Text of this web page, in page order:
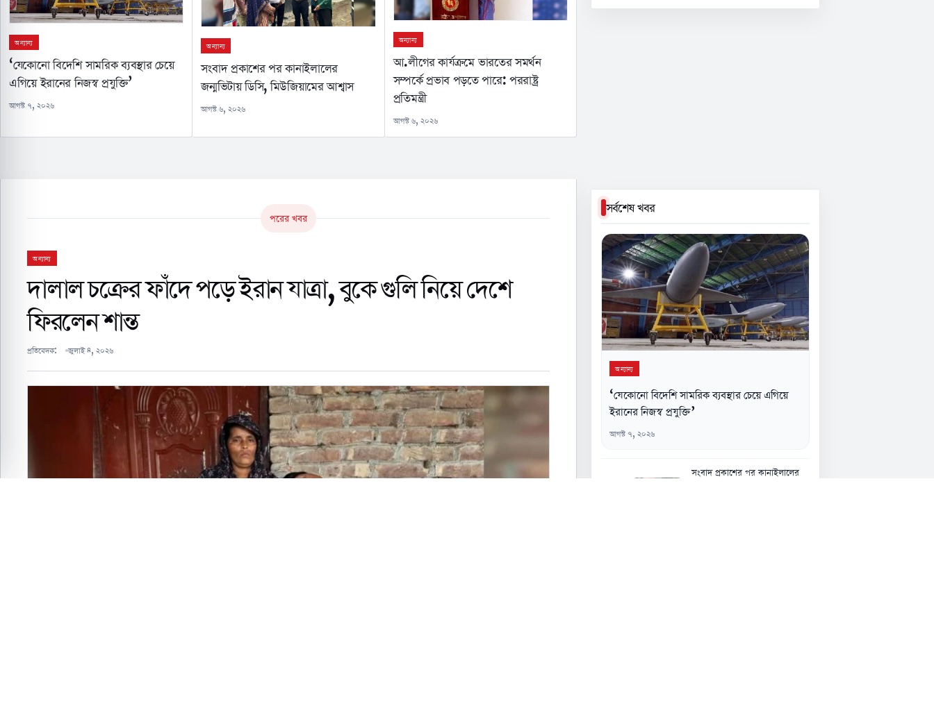
অন্যান্য
‘যেকোনো বিদেশি সামরিক ব্যবস্থার চেয়ে
এগিয়ে ইরানের নিজস্ব প্রযুক্তি’
আগস্ট ৭, ২০২৬
অন্যান্য
সংবাদ প্রকাশের পর কানাইলালের
জন্মভিটায় ডিসি, মিউজিয়ামের আশ্বাস
আগস্ট ৬, ২০২৬
অন্যান্য
আ.লীগের কার্যক্রমে ভারতের সমর্থন
সম্পর্কে প্রভাব পড়তে পারে: পররাষ্ট্র
প্রতিমন্ত্রী
আগস্ট ৬, ২০২৬
পরের খবর
অন্যান্য
দালাল চক্রের ফাঁদে পড়ে ইরান যাত্রা, বুকে গুলি নিয়ে দেশে
ফিরলেন শান্ত
প্রতিবেদক: জুলাই ৪, ২০২৬
সর্বশেষ খবর
অন্যান্য
‘যেকোনো বিদেশি সামরিক ব্যবস্থার চেয়ে এগিয়ে
ইরানের নিজস্ব প্রযুক্তি’
আগস্ট ৭, ২০২৬
সংবাদ প্রকাশের পর কানাইলালের